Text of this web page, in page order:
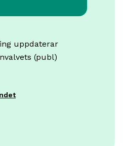
uppdaterar
(publ)